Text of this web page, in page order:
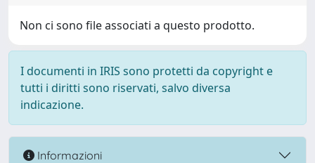
Non ci sono file associati a questo prodotto.
I documenti in IRIS sono protetti da copyright e
tutti i diritti sono riservati, salvo diversa
indicazione.
Informazioni